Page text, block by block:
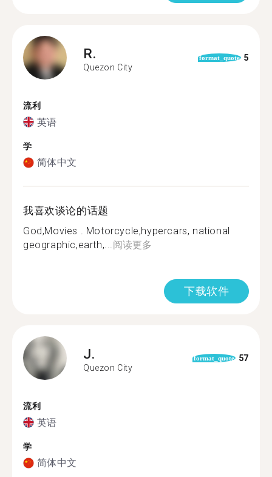
R.
Quezon City
format_quote 5
流利
英语
学
简体中文
我喜欢谈论的话题
God,Movies . Motorcycle,hypercars, national
geographic,earth,...阅读更多
下载软件
J.
Quezon City
format_quote 57
流利
英语
学
简体中文